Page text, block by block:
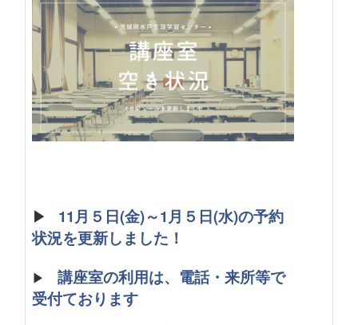
▶
11月５日(金)～1月５日(水)の予約
状況を更新しました！
▶ 講座室の利用は、電話・来所等で
受付ております